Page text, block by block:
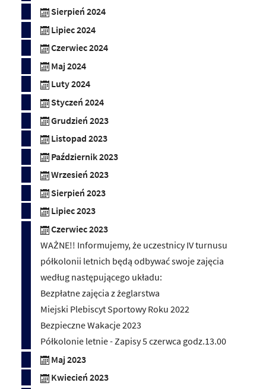
Sierpień 2024
Lipiec 2024
Czerwiec 2024
Maj 2024
Luty 2024
Styczeń 2024
Grudzień 2023
Listopad 2023
Październik 2023
Wrzesień 2023
Sierpień 2023
Lipiec 2023
Czerwiec 2023
WAŻNE!! Informujemy, że uczestnicy IV turnusu
półkolonii letnich będą odbywać swoje zajęcia
według następującego układu:
Bezpłatne zajęcia z żeglarstwa
Miejski Plebiscyt Sportowy Roku 2022
Bezpieczne Wakacje 2023
Półkolonie letnie - Zapisy 5 czerwca godz.13.00
Maj 2023
Kwiecień 2023